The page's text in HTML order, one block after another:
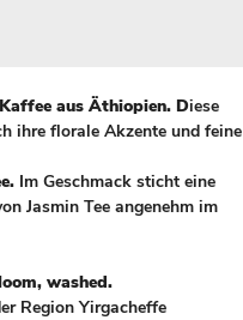
aus Äthiopien. Diese
ihre florale Akzente und feine
Im Geschmack sticht eine
Jasmin Tee angenehm im
washed.
Region Yirgacheffe